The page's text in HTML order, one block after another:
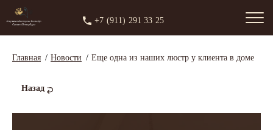
+7 (911) 291 33 25
Главная Новости Еще одна из наших люстр у клиента в доме
Назад